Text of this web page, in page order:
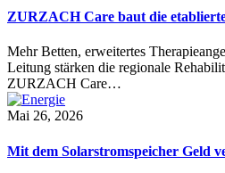
ZURZACH Care baut die
Mehr Betten, erweitertes
Leitung stärken die regionale
ZURZACH Care…
Mai 26, 2026
Mit dem Solarstromspeicher Geld